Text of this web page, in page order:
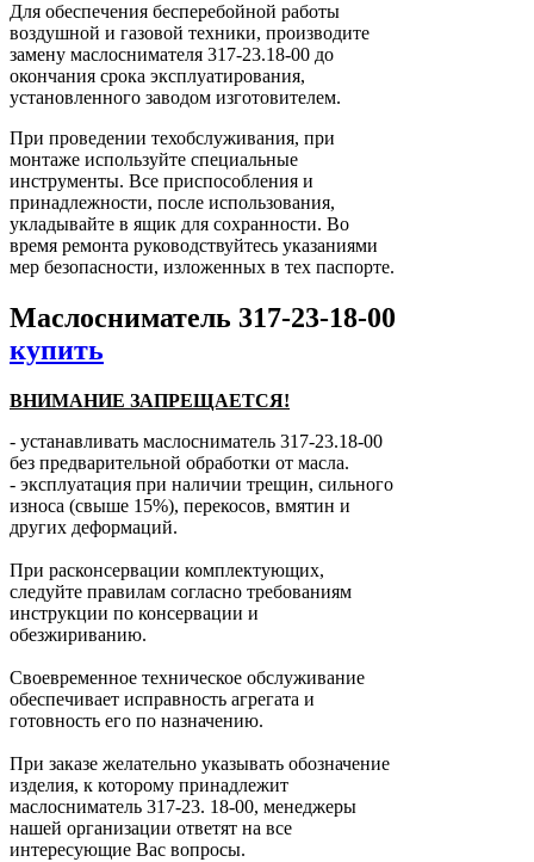
Для обеспечения бесперебойной работы
воздушной и газовой техники, производите
замену маслоснимателя 317-23.18-00 до
окончания срока эксплуатирования,
установленного заводом изготовителем.
При проведении техобслуживания, при
монтаже используйте специальные
инструменты. Все приспособления и
принадлежности, после использования,
укладывайте в ящик для сохранности. Во
время ремонта руководствуйтесь указаниями
мер безопасности, изложенных в тех паспорте.
Маслосниматель 317-23-18-00
купить
ВНИМАНИЕ ЗАПРЕЩАЕТСЯ!
- устанавливать маслосниматель 317-23.18-00
без предварительной обработки от масла.
- эксплуатация при наличии трещин, сильного
износа (свыше 15%), перекосов, вмятин и
других деформаций.
При расконсервации комплектующих,
следуйте правилам согласно требованиям
инструкции по консервации и
обезжириванию.
Своевременное техническое обслуживание
обеспечивает исправность агрегата и
готовность его по назначению.
При заказе желательно указывать обозначение
изделия, к которому принадлежит
маслосниматель 317-23. 18-00, менеджеры
нашей организации ответят на все
интересующие Вас вопросы.